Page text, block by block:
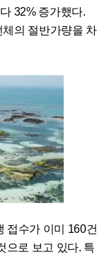
32% 증가했다.
의 절반가량을 차
접수가 이미 160건
으로 보고 있다. 특